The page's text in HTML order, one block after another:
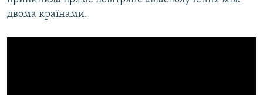
двома країнами.